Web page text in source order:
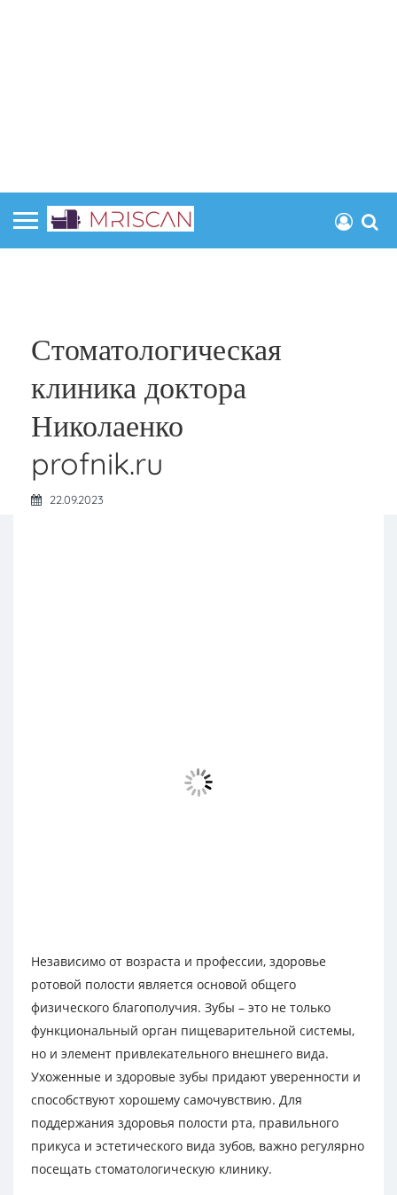
Стоматологическая
клиника доктора
Николаенко
profnik.ru
22.09.2023
Независимо от возраста и профессии, здоровье
ротовой полости является основой общего
физического благополучия. Зубы – это не только
функциональный орган пищеварительной системы,
но и элемент привлекательного внешнего вида.
Ухоженные и здоровые зубы придают уверенности и
способствуют хорошему самочувствию. Для
поддержания здоровья полости рта, правильного
прикуса и эстетического вида зубов, важно регулярно
посещать стоматологическую клинику.